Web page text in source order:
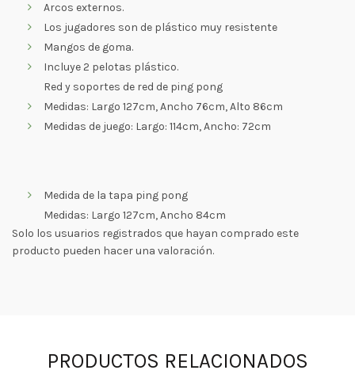
Arcos externos.
Los jugadores son de plástico muy resistente
Mangos de goma.
Incluye 2 pelotas plástico.
Red y soportes de red de ping pong
Medidas: Largo 127cm, Ancho 76cm, Alto 86cm
Medidas de juego: Largo: 114cm, Ancho: 72cm
Medida de la tapa ping pong
Medidas: Largo 127cm, Ancho 84cm
Solo los usuarios registrados que hayan comprado este
producto pueden hacer una valoración.
PRODUCTOS RELACIONADOS